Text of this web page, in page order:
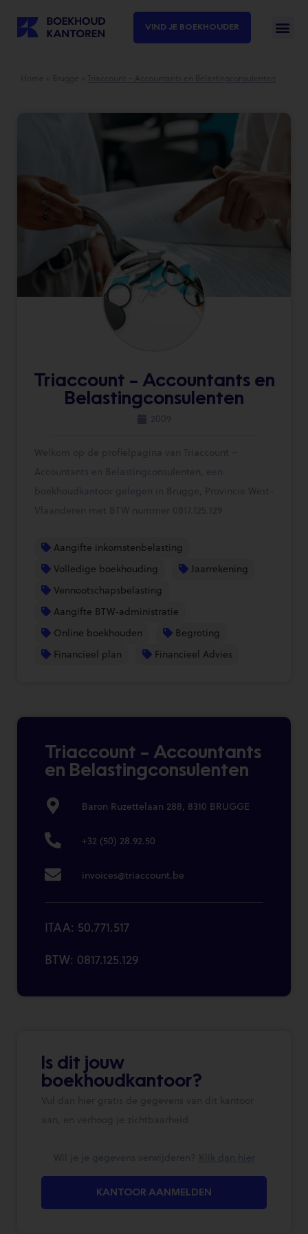
VIND JE BOEKHOUDER
Triaccount – Accountants en
Belastingconsulenten
2009
Welkom op de profielpagina van Triaccount –
Accountants en Belastingconsulenten, een
boekhoudkantoor gelegen in Brugge, Provincie West-
Vlaanderen met BTW nummer 0817.125.129
Aangifte inkomstenbelasting
Volledige boekhouding
Jaarrekening
Vennootschapsbelasting
Aangifte BTW-administratie
Online boekhouden
Begroting
Financieel plan
Financieel Advies
Triaccount – Accountants
en Belastingconsulenten
Baron Ruzettelaan 288, 8310 BRUGGE
+32 (50) 28.92.50
invoices@triaccount.be
ITAA: 50.771.517
BTW: 0817.125.129
Is dit jouw
boekhoudkantoor?
Vul dan hier gratis de gegevens van dit kantoor
aan, en verhoog je zichtbaarheid
Wil je je gegevens verwijderen? Klik dan hier
KANTOOR AANMELDEN